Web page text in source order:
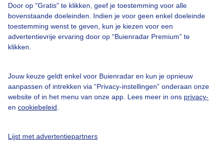
Door op "Gratis" te klikken, geef je toestemming voor alle
bovenstaande doeleinden. Indien je voor geen enkel doeleinde
toestemming wenst te geven, kun je kiezen voor een
advertentievrije ervaring door op “Buienradar Premium” te
klikken.
Jouw keuze geldt enkel voor Buienradar en kun je opnieuw
aanpassen of intrekken via “Privacy-instellingen” onderaan onze
website of in het menu van onze app. Lees meer in ons privacy-
en cookiebeleid
Lijst met advertentiepartners
Gebruikersvoorwaarden
Adverteren
Buienradar Team
Cookie beleid
Privacy instellingen
Gratis weerdata
@BuienradarNL